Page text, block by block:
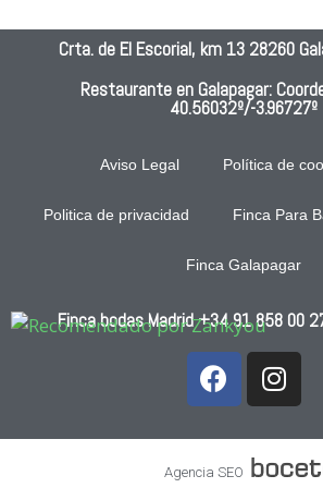
e
pone
r
men
nefa
comi
mala
esca
sa,
para
fue
una
boda
inolvi
e!!!!!!
No
ni un
luto
ni
por
parte
Crta. de El Escorial, km 13 28260
Restaurante en Galapagar:
40.56032º/-3.96727º
Aviso Legal Política de
Politica de privacidad Finca Para
Finca Galapagar
Finca bodas Madrid+34 91 858 00
Agencia SEO